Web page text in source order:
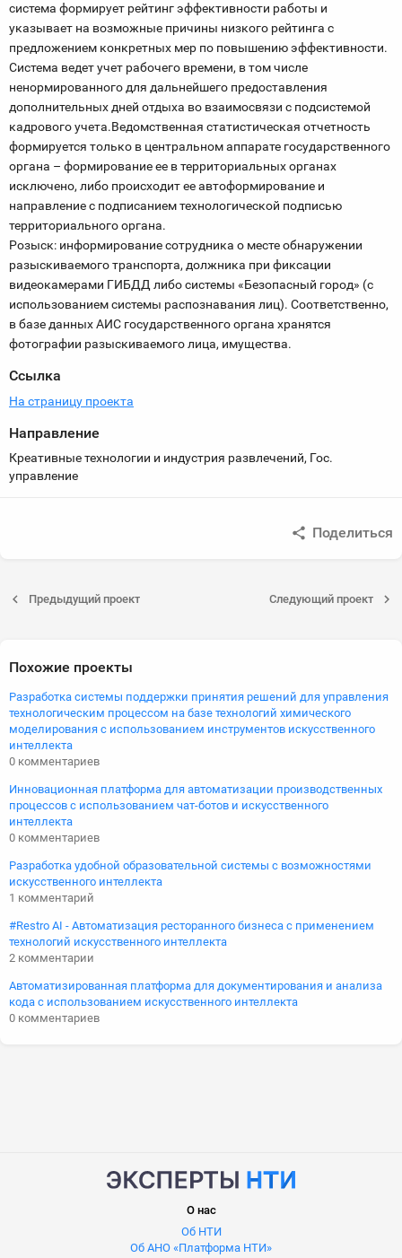
система формирует рейтинг эффективности работы и
указывает на возможные причины низкого рейтинга с
предложением конкретных мер по повышению эффективности.
Система ведет учет рабочего времени, в том числе
ненормированного для дальнейшего предоставления
дополнительных дней отдыха во взаимосвязи с подсистемой
кадрового учета.Ведомственная статистическая отчетность
формируется только в центральном аппарате государственного
органа – формирование ее в территориальных органах
исключено, либо происходит ее автоформирование и
направление с подписанием технологической подписью
территориального органа.
Розыск: информирование сотрудника о месте обнаружении
разыскиваемого транспорта, должника при фиксации
видеокамерами ГИБДД либо системы «Безопасный город» (с
использованием системы распознавания лиц). Соответственно,
в базе данных АИС государственного органа хранятся
фотографии разыскиваемого лица, имущества.
Ссылка
На страницу проекта
Направление
Креативные технологии и индустрия развлечений, Гос.
управление
Поделиться
Предыдущий проект Следующий проект
Похожие проекты
Разработка системы поддержки принятия решений для управления
технологическим процессом на базе технологий химического
моделирования с использованием инструментов искусственного
интеллекта
0 комментариев
Инновационная платформа для автоматизации производственных
процессов с использованием чат-ботов и искусственного
интеллекта
0 комментариев
Разработка удобной образовательной системы с возможностями
искусственного интеллекта
1 комментарий
#Restro AI - Автоматизация ресторанного бизнеса с применением
технологий искусственного интеллекта
2 комментарии
Автоматизированная платформа для документирования и анализа
кода с использованием искусственного интеллекта
0 комментариев
О нас
Об НТИ
Об АНО «Платформа НТИ»